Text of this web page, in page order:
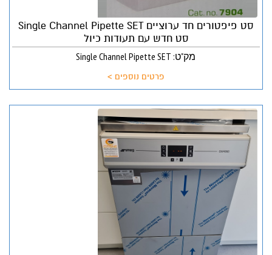
סט פיפטורים חד ערוציים Single Channel Pipette SET
סט חדש עם תעודות כיול
מק"ט: Single Channel Pipette SET
פרטים נוספים >